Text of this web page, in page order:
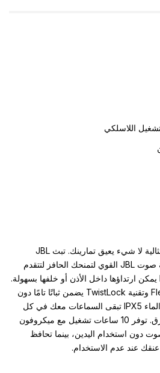
النتائج تهم، ومع السماعات المثالية لا شيء يعيق تمارينك. تبث JBL
Endurance Run 2 اللاسلكية صوت JBL القوي لتمنحك الحافز لتتقدم
أكثر. بفضل تصميم FlipHook يمكن ارتداؤها داخل الأذن أو خلفها بسهولة.
مزيج مريح من وسائد FlexSoft وتقنية TwistLock يضمن ثباتًا تامًا دون
ألم أو سقوط. بفضل مقاومة الماء IPX5 تبقى السماعات معك في كل
خطوة مهما كان المطر أو العرق. توفر 10 ساعات تشغيل مع ميكروفون
دون استخدام اليدين، بينما تحافظ
عند عدم الاستخدام.